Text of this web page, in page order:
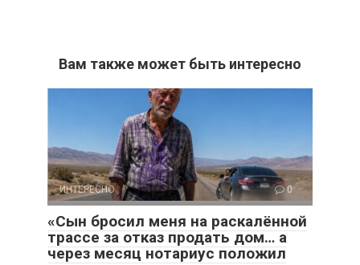
Вам также может быть интересно
ИНТЕРЕСНО 0
«Сын бросил меня на раскалённой
трассе за отказ продать дом… а
через месяц нотариус положил